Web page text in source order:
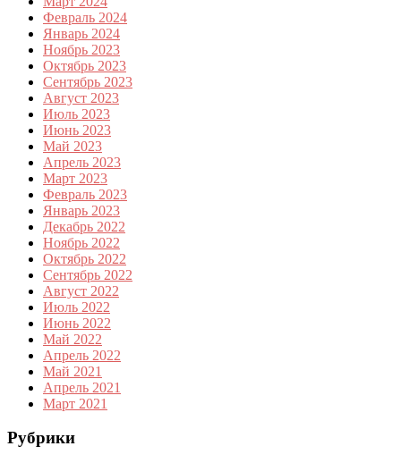
Февраль 2024
Январь 2024
Ноябрь 2023
Октябрь 2023
Сентябрь 2023
Август 2023
Июль 2023
Июнь 2023
Май 2023
Апрель 2023
Март 2023
Февраль 2023
Январь 2023
Декабрь 2022
Ноябрь 2022
Октябрь 2022
Сентябрь 2022
Август 2022
Июль 2022
Июнь 2022
Май 2022
Апрель 2022
Май 2021
Апрель 2021
Март 2021
Рубрики